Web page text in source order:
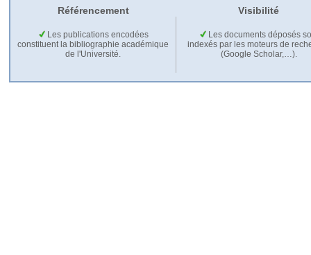
Référencement Visibilité
Les publications encodées
constituent la bibliographie académique
de l'Université.
Les documents déposés
indexés par les moteurs de
(Google Scholar,…).